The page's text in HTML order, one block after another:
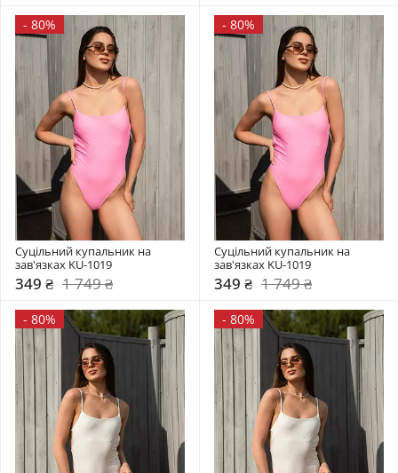
- 80%
Суцільний купальник на
зав'язках KU-1019
349 ₴ 1 749 ₴
- 80%
Суцільний купальник на
зав'язках KU-1019
349 ₴ 1 749 ₴
- 80% - 80%